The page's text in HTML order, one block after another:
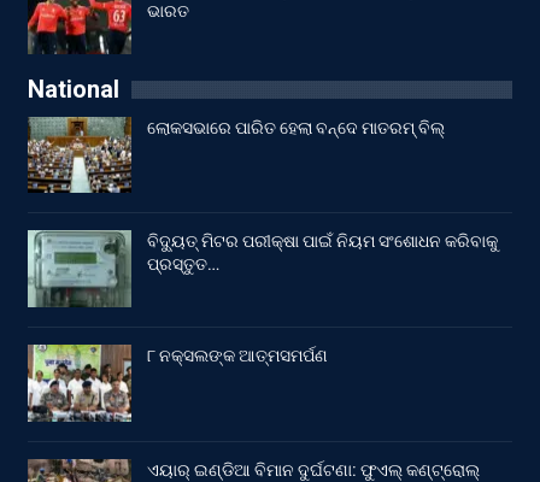
ଭାରତ
National
ଲୋକସଭାରେ ପାରିତ ହେଲା ବନ୍ଦେ ମାତରମ୍‌ ବିଲ୍‌
ବିଦ୍ୟୁତ୍ ମିଟର ପରୀକ୍ଷା ପାଇଁ ନିୟମ ସଂଶୋଧନ କରିବାକୁ
ପ୍ରସ୍ତୁତ…
୮ ନକ୍ସଲଙ୍କ ଆତ୍ମସମର୍ପଣ
ଏୟାର୍ ଇଣ୍ଡିଆ ବିମାନ ଦୁର୍ଘଟଣା: ଫୁଏଲ୍‌ କଣ୍ଟ୍ରୋଲ୍‌